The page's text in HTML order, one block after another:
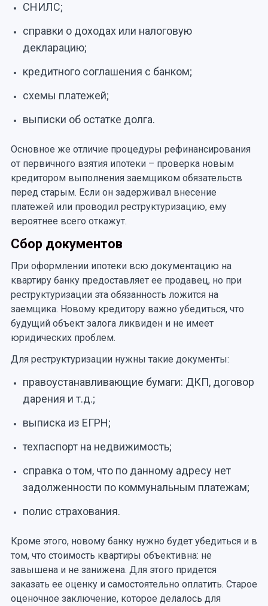
СНИЛС;
справки о доходах или налоговую
декларацию;
кредитного соглашения с банком;
схемы платежей;
выписки об остатке долга.
Основное же отличие процедуры рефинансирования
от первичного взятия ипотеки – проверка новым
кредитором выполнения заемщиком обязательств
перед старым. Если он задерживал внесение
платежей или проводил реструктуризацию, ему
вероятнее всего откажут.
Сбор документов
При оформлении ипотеки всю документацию на
квартиру банку предоставляет ее продавец, но при
реструктуризации эта обязанность ложится на
заемщика. Новому кредитору важно убедиться, что
будущий объект залога ликвиден и не имеет
юридических проблем.
Для реструктуризации нужны такие документы:
правоустанавливающие бумаги: ДКП, договор
дарения и т.д.;
выписка из ЕГРН;
техпаспорт на недвижимость;
справка о том, что по данному адресу нет
задолженности по коммунальным платежам;
полис страхования.
Кроме этого, новому банку нужно будет убедиться и в
том, что стоимость квартиры объективна: не
завышена и не занижена. Для этого придется
заказать ее оценку и самостоятельно оплатить. Старое
оценочное заключение, которое делалось для